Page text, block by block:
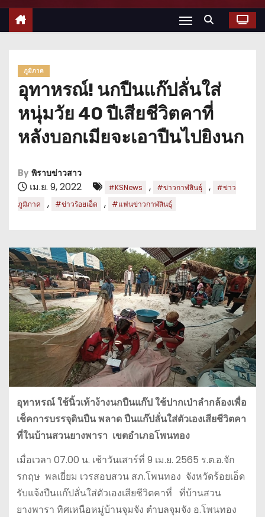
ภูมิภาค
อุทาหรณ์! นกปืนแก๊ปลั่นใส่
หนุ่มวัย 40 ปีเสียชีวิตคาที่
หลังบอกเมียจะเอาปืนไปยิงนก
By พิราบข่าวสาว
เม.ย. 9, 2022 #KSNews , #ข่าวกาฬสินธุ์ ,
#ข่าว
ภูมิภาค
, #ข่าวร้อยเอ็ด , #แฟนข่าวกาฬสินธุ์
อุทาหรณ์ ใช้นิ้วเท้าง้างนกปืนแก๊ป ใช้ปากเป่าลำกล้องเพื่อ
เช็คการบรรจุดินปืน พลาด ปืนแก๊ปลั่นใส่ตัวเองเสียชีวิตคา
ที่ในบ้านสวนยางพารา เขตอำเภอโพนทอง
เมื่อเวลา 07.00 น. เช้าวันเสาร์ที่ 9 เม.ย. 2565 ร.ต.อ.จัก
รกฤษ พลเยี่ยม เวรสอบสวน สภ.โพนทอง จังหวัดร้อยเอ็ด
รับแจ้งปืนแก๊ปลั่นใส่ตัวเองเสียชีวิตคาที่ ที่บ้านสวน
ยางพารา ทิศเหนือหมู่บ้านจุมจัง ตำบลจุมจัง อ.โพนทอง